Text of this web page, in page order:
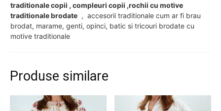
traditionale copii , compleuri copii ,rochii cu motive
traditionale brodate , accesorii traditionale cum ar fi brau
brodat, marame, genti, opinci, batic si tricouri brodate cu
motive traditionale
Produse similare